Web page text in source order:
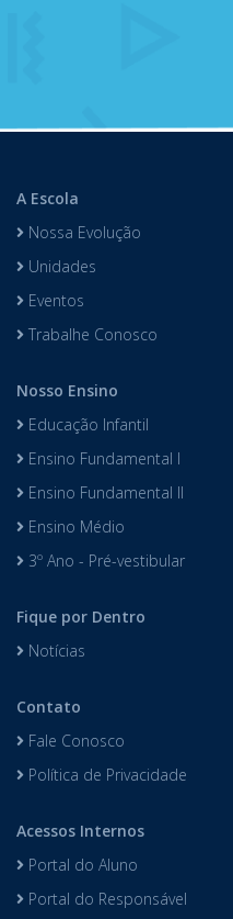
A Escola
Nossa Evolução
Unidades
Eventos
Trabalhe Conosco
Nosso Ensino
Educação Infantil
Ensino Fundamental I
Ensino Fundamental II
Ensino Médio
3º Ano - Pré-vestibular
Fique por Dentro
Notícias
Contato
Fale Conosco
Política de Privacidade
Acessos Internos
Portal do Aluno
Portal do Responsável